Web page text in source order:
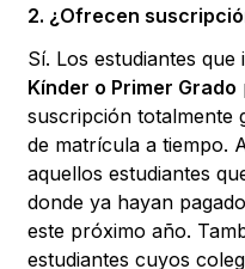
2. ¿Ofrecen
Sí. Los estudiantes que
Kínder o Primer Grado
suscripción totalmente
de matrícula a tiempo.
aquellos estudiantes
donde ya hayan
este próximo año.
estudiantes cuyos